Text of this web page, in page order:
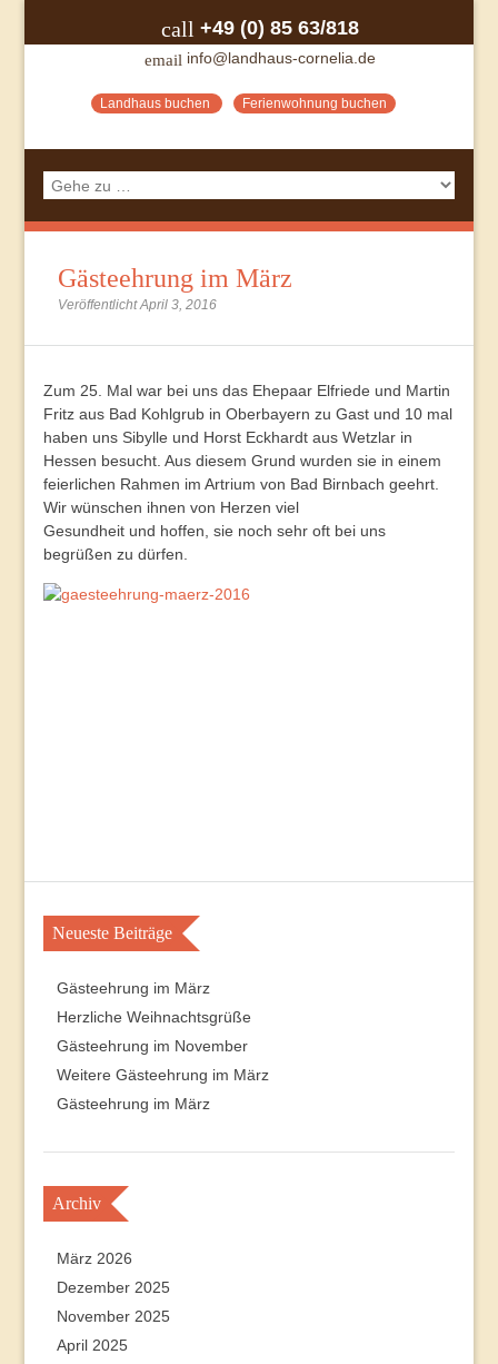
call +49 (0) 85 63/818
email info@landhaus-cornelia.de
Landhaus buchen Ferienwohnung buchen
Gästeehrung im März
Veröffentlicht April 3, 2016
Zum 25. Mal war bei uns das Ehepaar Elfriede und Martin
Fritz aus Bad Kohlgrub in Oberbayern zu Gast und 10 mal
haben uns Sibylle und Horst Eckhardt aus Wetzlar in
Hessen besucht. Aus diesem Grund wurden sie in einem
feierlichen Rahmen im Artrium von Bad Birnbach geehrt.
Wir wünschen ihnen von Herzen viel
Gesundheit und hoffen, sie noch sehr oft bei uns
begrüßen zu dürfen.
Neueste Beiträge
Gästeehrung im März
Herzliche Weihnachtsgrüße
Gästeehrung im November
Weitere Gästeehrung im März
Gästeehrung im März
Archiv
März 2026
Dezember 2025
November 2025
April 2025